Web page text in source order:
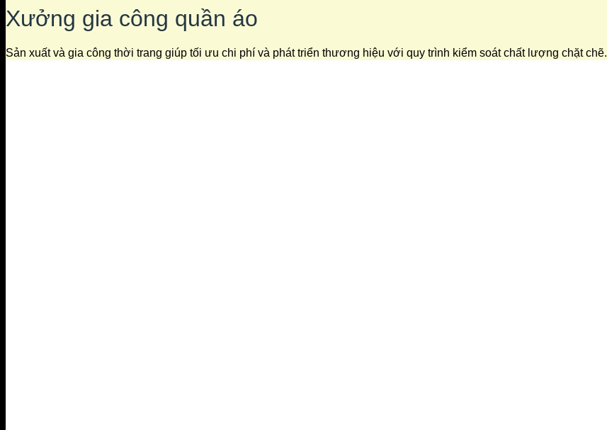
Xưởng gia công quần áo
Sản xuất và gia công thời trang giúp tối ưu chi phí và phát triển thương hiệu với quy trình kiểm soát chất lượng chặt chẽ.